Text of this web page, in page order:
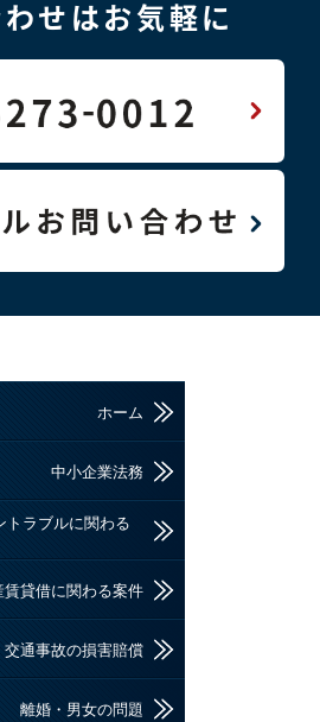
せはお気軽に
ホーム
中小企業法務
トラブルに関わる
賃貸借に関わる案件
交通事故の損害賠償
離婚・男女の問題